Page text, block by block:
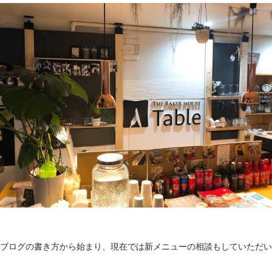
ブログの書き方から始まり、現在では新メニューの相談もしていただい